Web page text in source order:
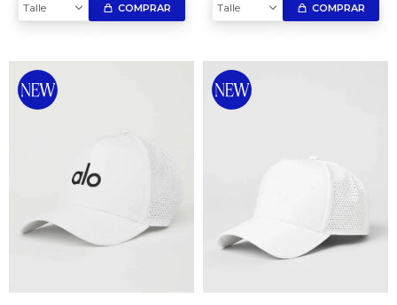
Talle COMPRAR Talle COMPRAR